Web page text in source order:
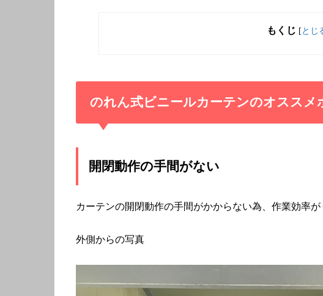
もくじ [とじ
のれん式ビニールカーテンのオススメ
開閉動作の手間がない
カーテンの開閉動作の手間がかからない為、作業効率が
外側からの写真